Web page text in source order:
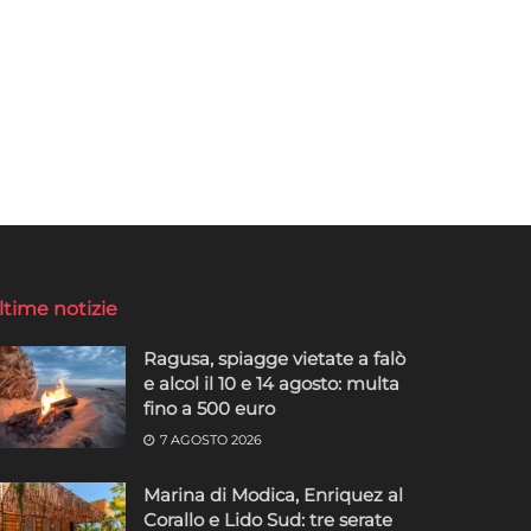
notizie
Ragusa, spiagge vietate a falò
e alcol il 10 e 14 agosto: multa
fino a 500 euro
7 AGOSTO 2026
Marina di Modica, Enriquez al
Corallo e Lido Sud: tre serate